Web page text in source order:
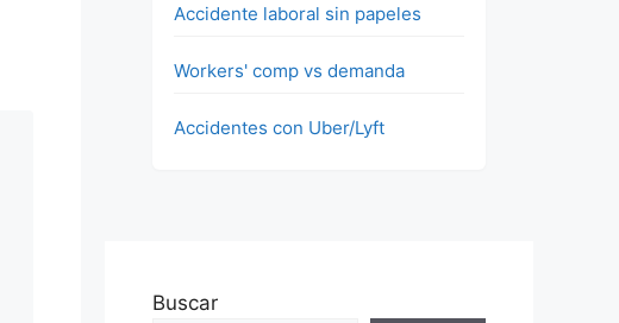
Accidente laboral sin papeles
Workers' comp vs demanda
Accidentes con Uber/Lyft
Buscar